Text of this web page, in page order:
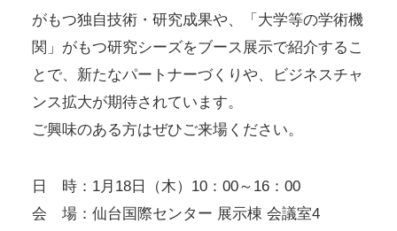
がもつ独自技術・研究成果や、「大学等の学術機
関」がもつ研究シーズをブース展示で紹介するこ
とで、新たなパートナーづくりや、ビジネスチャ
ンス拡大が期待されています。
ご興味のある方はぜひご来場ください。
日 時：1月18日（木）10：00～16：00
会 場：仙台国際センター 展示棟 会議室4